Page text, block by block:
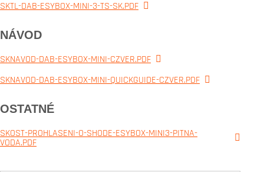
SKTL-DAB-ESYBOX-MINI-3-TS-SK.PDF
NÁVOD
SKNAVOD-DAB-ESYBOX-MINI-CZVER.PDF
SKNAVOD-DAB-ESYBOX-MINI-QUICKGUIDE-CZVER.PDF
OSTATNÉ
SKOST-PROHLASENI-O-SHODE-ESYBOX-MINI3-PITNA-
VODA.PDF